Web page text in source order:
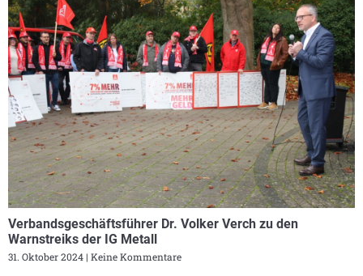
Verbandsgeschäftsführer Dr. Volker Verch zu den
Warnstreiks der IG Metall
31. Oktober 2024 Keine Kommentare